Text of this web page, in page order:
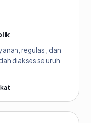
regulasi, dan
diakses seluruh